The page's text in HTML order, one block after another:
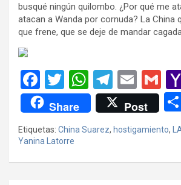
busqué ningún quilombo. ¿Por qué me
atacan a Wanda por cornuda? La China
que frene, que se deje de mandar
F
a
ce
b
o
T
wi
tt
er
W
h
at
s
A
T
el
e
gr
a
E
m
ail
G
m
ail
Share Post
Etiquetas: China Suarez, hostigamiento,
Yanina Latorre